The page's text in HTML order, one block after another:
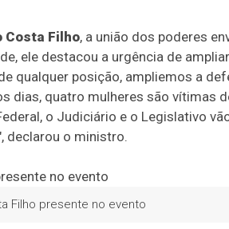
Costa Filho, a união dos poderes
ele destacou a urgência de
qualquer posição, ampliemos a
dias, quatro mulheres são vítimas
o Judiciário e o Legislativo
declarou o ministro.
Filho presente no evento